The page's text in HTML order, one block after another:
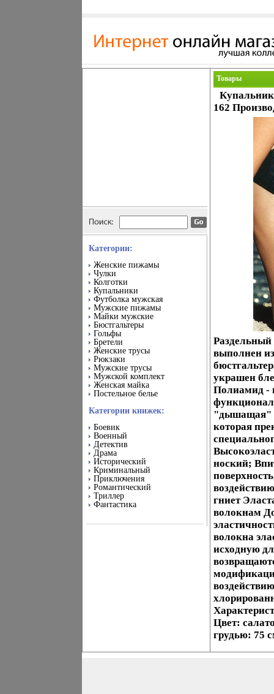
Категории:
Женские пижамы
Чулки
Колготки
Купальники
Футболка мужская
Мужские пижамы
Майки мужские
Бюстгальтеры
Гольфы
Бретели
Женские трусы
Рюкзаки
Мужские трусы
Мужской комплект
Женская майка
Постельное белье
Категории книжек:
Боевик
Военный
Детектив
Драма
Исторический
Криминальный
Приключения
Романтический
Триллер
Фантастика
Товары
162
Раздельный
выполнен
украшен
Полиамид -
"дышащая"
которая
ноский;
гниет
волокнам
волокна
исходную
Цвет:
грудью: 75